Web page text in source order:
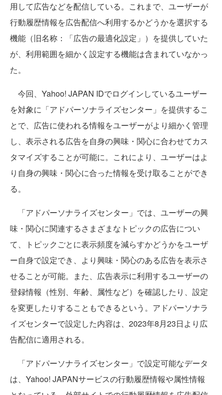
用して広告などを配信している。これまで、ユーザーが
行動履歴情報を広告配信へ利用するかどうかを選択する
機能（旧名称：「広告の最適化設定」）を提供していた
が、利用範囲を細かく設定する機能は含まれていなかっ
た。
今回、Yahoo! JAPAN IDでログインしているユーザー
を対象に「アドパーソナライズセンター」を提供するこ
とで、広告に使われる情報をユーザーがより細かく管理
し、表示される広告を自身の興味・関心に合わせてカス
タマイズすることが可能に。これにより、ユーザーはよ
り自身の興味・関心に合った情報を受け取ることができ
る。
「アドパーソナライズセンター」では、ユーザーの興
味・関心に関連するさまざまなトピックの広告につい
て、トピックごとに表示頻度を減らすかどうかをユーザ
ー自身で設定でき、より興味・関心のある広告を表示さ
せることが可能。また、広告表示に利用するユーザーの
登録情報（性別、年齢、属性など）を確認したり、設定
を変更したりすることもできるという。アドパーソナラ
イズセンターで設定した内容は、2023年8月23日より広
告配信に適用される。
「アドパーソナライズセンター」で設定可能なデータ
は、Yahoo! JAPANサービスの行動履歴情報や属性情報